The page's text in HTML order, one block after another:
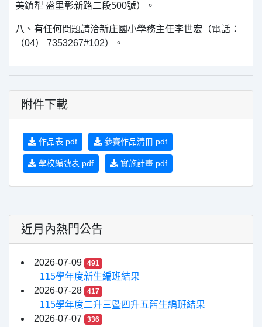
美鎮犁 盛里彰新路二段500號）。
八、有任何問題請洽新庄國小學務主任李世宏（電話：
（04） 7353267#102）。
附件下載
作品表.pdf 參賽作品清冊.pdf
學校編號表.pdf 實施計畫.pdf
近月內熱門公告
2026-07-09 491
115學年度新生編班結果
2026-07-28
417
115學年度二升三暨四升五舊生編班結果
2026-07-07
336